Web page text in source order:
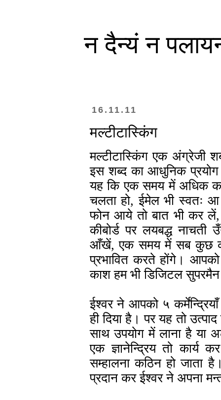
न दैन्यं न
16.11.11
मल्टीटास्किंग
मल्टीटास्किंग एक अंग्रेजी
इस शब्द का आधुनिक प्रयोग
यह कि एक समय में अधिक
चलता हो, ईमेल भी स्वतः
फोन आये तो बात भी कर
कीबोर्ड पर लयबद्ध नाचती
आँखें, एक समय में सब कुछ
प्रभावित करते होंगे।
काश हम भी डिजिटल
ईश्वर ने आपको ५
ही दिया है। पर यह तो
साथ उपयोग में लाना है
एक ज्ञानेन्द्रिय तो कार्य
सम्हालना कठिन हो जाता
प्रदान कर ईश्वर ने अपना